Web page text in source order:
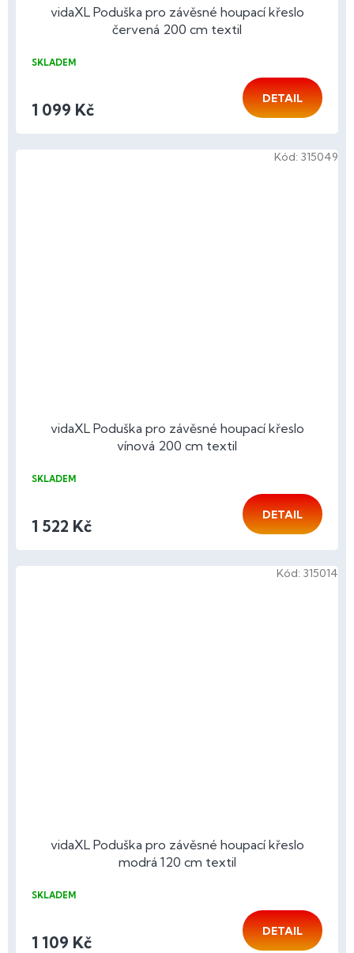
vidaXL Poduška pro závěsné houpací křeslo
červená 200 cm textil
SKLADEM
1 099 Kč
DETAIL
vidaXL Poduška pro závěsné houpací křeslo
vínová 200 cm textil
SKLADEM
1 522 Kč
DETAIL
Kód: 315049
vidaXL Poduška pro závěsné houpací křeslo
modrá 120 cm textil
SKLADEM
1 109 Kč
DETAIL
Kód: 315014